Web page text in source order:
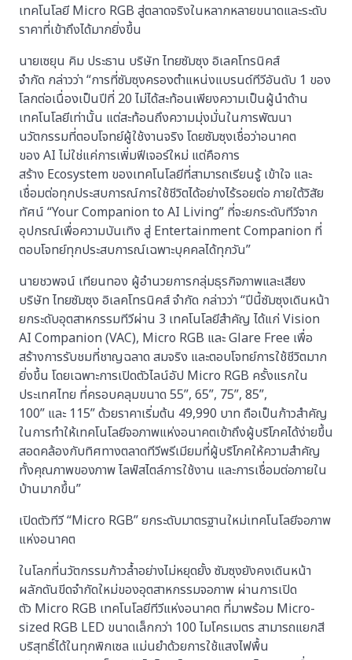
เทคโนโลยี Micro RGB สู่ตลาดจริงในหลากหลายขนาดและระดับ
ราคาที่เข้าถึงได้มากยิ่งขึ้น
นายเซยุน คิม ประธาน บริษัท ไทยซัมซุง อิเลคโทรนิคส์
จำกัด กล่าวว่า “การที่ซัมซุงครองตำแหน่งแบรนด์ทีวีอันดับ 1 ของ
โลกต่อเนื่องเป็นปีที่ 20 ไม่ได้สะท้อนเพียงความเป็นผู้นำด้าน
เทคโนโลยีเท่านั้น แต่สะท้อนถึงความมุ่งมั่นในการพัฒนา
นวัตกรรมที่ตอบโจทย์ผู้ใช้งานจริง โดยซัมซุงเชื่อว่าอนาคต
ของ AI ไม่ใช่แค่การเพิ่มฟีเจอร์ใหม่ แต่คือการ
สร้าง Ecosystem ของเทคโนโลยีที่สามารถเรียนรู้ เข้าใจ และ
เชื่อมต่อทุกประสบการณ์การใช้ชีวิตได้อย่างไร้รอยต่อ ภายใต้วิสัย
ทัศน์ “Your Companion to AI Living” ที่จะยกระดับทีวีจาก
อุปกรณ์เพื่อความบันเทิง สู่ Entertainment Companion ที่
ตอบโจทย์ทุกประสบการณ์เฉพาะบุคคลได้ทุกวัน”
นายชวพจน์ เทียนทอง ผู้อำนวยการกลุ่มธุรกิจภาพและเสียง
บริษัท ไทยซัมซุง อิเลคโทรนิคส์ จำกัด กล่าวว่า “ปีนี้ซัมซุงเดินหน้า
ยกระดับอุตสาหกรรมทีวีผ่าน 3 เทคโนโลยีสำคัญ ได้แก่ Vision
AI Companion (VAC), Micro RGB และ Glare Free เพื่อ
สร้างการรับชมที่ชาญฉลาด สมจริง และตอบโจทย์การใช้ชีวิตมาก
ยิ่งขึ้น โดยเฉพาะการเปิดตัวไลน์อัป Micro RGB ครั้งแรกใน
ประเทศไทย ที่ครอบคลุมขนาด 55”, 65”, 75”, 85”,
100” และ 115” ด้วยราคาเริ่มต้น 49,990 บาท ถือเป็นก้าวสำคัญ
ในการทำให้เทคโนโลยีจอภาพแห่งอนาคตเข้าถึงผู้บริโภคได้ง่ายขึ้น
สอดคล้องกับทิศทางตลาดทีวีพรีเมียมที่ผู้บริโภคให้ความสำคัญ
ทั้งคุณภาพของภาพ ไลฟ์สไตล์การใช้งาน และการเชื่อมต่อภายใน
บ้านมากขึ้น”
เปิดตัวทีวี “Micro RGB” ยกระดับมาตรฐานใหม่เทคโนโลยีจอภาพ
แห่งอนาคต
ในโลกที่นวัตกรรมก้าวล้ำอย่างไม่หยุดยั้ง ซัมซุงยังคงเดินหน้า
ผลักดันขีดจำกัดใหม่ของอุตสาหกรรมจอภาพ ผ่านการเปิด
ตัว Micro RGB เทคโนโลยีทีวีแห่งอนาคต ที่มาพร้อม Micro-
sized RGB LED ขนาดเล็กกว่า 100 ไมโครเมตร สามารถแยกสี
บริสุทธิ์ได้ในทุกพิกเซล แม่นยำด้วยการใช้แสงไฟพื้น